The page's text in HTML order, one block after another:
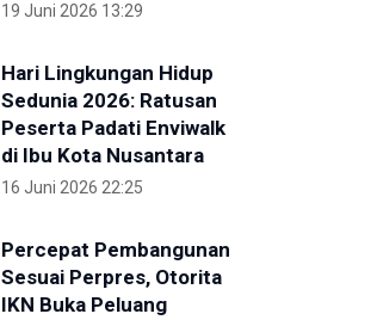
19 Juni 2026 13:29
Hari Lingkungan Hidup
Sedunia 2026: Ratusan
Peserta Padati Enviwalk
di Ibu Kota Nusantara
16 Juni 2026 22:25
Percepat Pembangunan
Sesuai Perpres, Otorita
IKN Buka Peluang